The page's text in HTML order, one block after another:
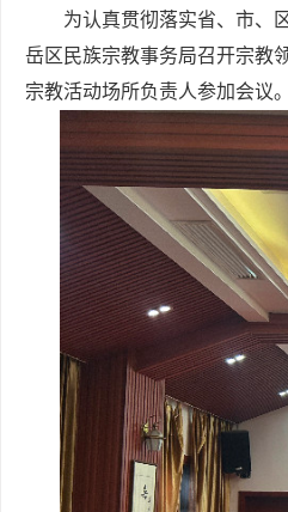
为认真贯彻落实省、市、
岳区民族宗教事务局召开宗教
宗教活动场所负责人参加会议。